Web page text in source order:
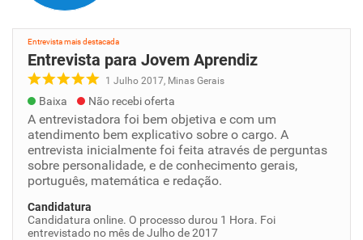
Entrevista mais destacada
Entrevista para Jovem Aprendiz
1 Julho 2017, Minas Gerais
Baixa Não recebi oferta
A entrevistadora foi bem objetiva e com um
atendimento bem explicativo sobre o cargo. A
entrevista inicialmente foi feita através de perguntas
sobre personalidade, e de conhecimento gerais,
português, matemática e redação.
Candidatura
Candidatura online. O processo durou 1 Hora. Foi
entrevistado no mês de Julho de 2017